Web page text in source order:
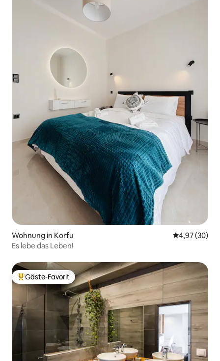
Wohnung in Korfu
4,97 (30)
Es lebe das Leben!
Beliebter Gäste-Favorit.
Gäste-Favorit